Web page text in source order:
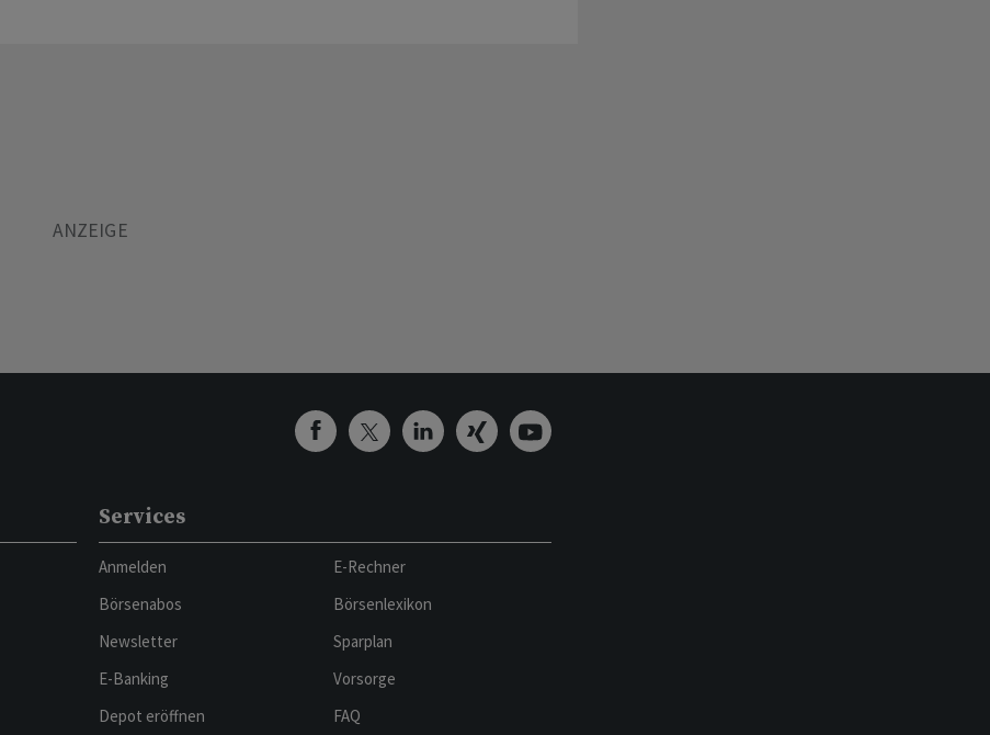
Services
Anmelden
Börsenabos
Newsletter
E-Banking
Depot eröffnen
E-Rechner
Börsenlexikon
Sparplan
Vorsorge
FAQ